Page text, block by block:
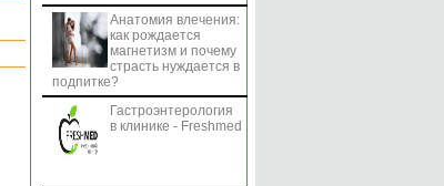
Анатомия влечения:
как рождается
магнетизм и почему
страсть нуждается в
подпитке?
Гастроэнтерология
в клинике - Freshmed